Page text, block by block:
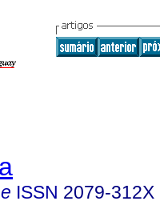
ISSN 2079-312X